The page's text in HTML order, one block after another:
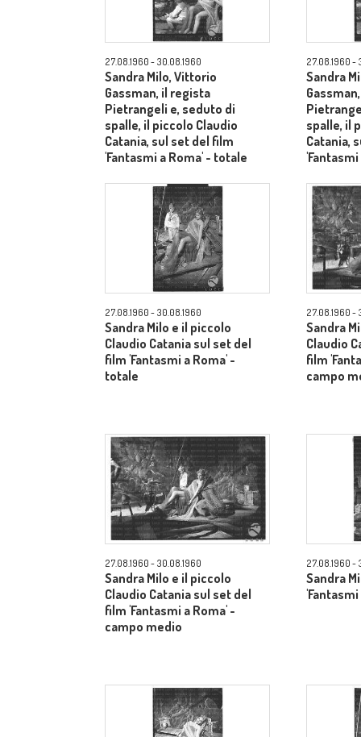
27.08.1960 - 30.08.1960
Sandra Milo, Vittorio
Gassman, il regista
Pietrangeli e, seduto di
spalle, il piccolo Claudio
Catania, sul set del film
'Fantasmi a Roma' - totale
27.08.1960 -
Sandra
spalle, il
Catania,
27.08.1960 - 30.08.1960
Sandra Milo e il piccolo
Claudio Catania sul set del
film 'Fantasmi a Roma' -
totale
27.08.1960 -
Sandra
Claudio
film
campo
27.08.1960 - 30.08.1960
Sandra Milo e il piccolo
Claudio Catania sul set del
film 'Fantasmi a Roma' -
campo medio
27.08.1960 -
Sandra